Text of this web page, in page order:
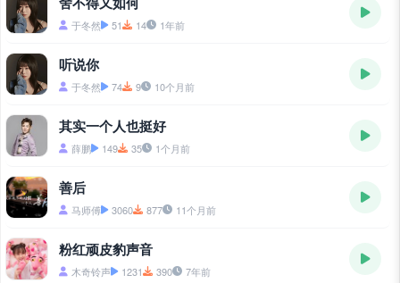
于冬然 51 14 1年前
听说你
于冬然 74 9 10个月前
其实一个人也挺好
薛鹏 149 35 1个月前
善后
马师傅 3060 877 11个月前
粉红顽皮豹声音
木奇铃声 1231 390 7年前